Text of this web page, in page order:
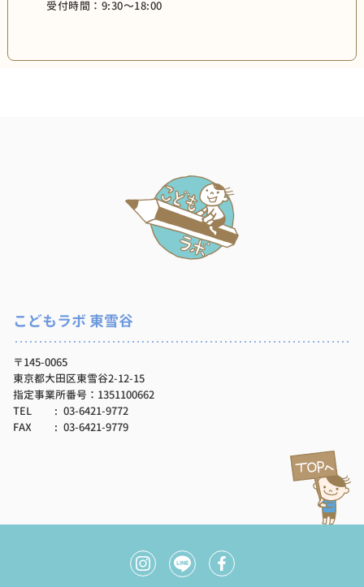
受付時間：9:30〜18:00
こどもラボ 東雪谷
〒145-0065
東京都大田区東雪谷2-12-15
指定事業所番号：1351100662
TEL
03-6421-9772
FAX
03-6421-9779